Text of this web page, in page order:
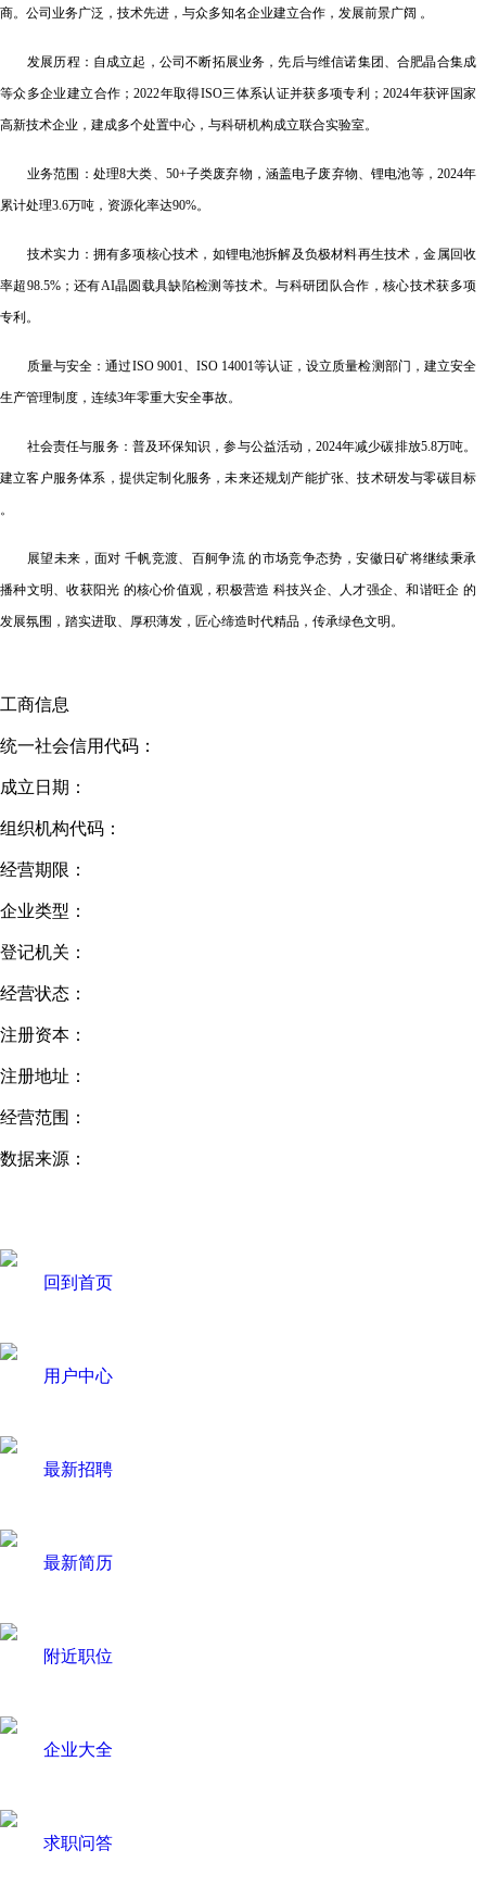
商。公司业务广泛，技术先进，与众多知名企业建立合作，发展前景广阔 。
发展历程：自成立起，公司不断拓展业务，先后与维信诺集团、合肥晶合集成
等众多企业建立合作；2022年取得ISO三体系认证并获多项专利；2024年获评国家
高新技术企业，建成多个处置中心，与科研机构成立联合实验室。
业务范围：处理8大类、50+子类废弃物，涵盖电子废弃物、锂电池等，2024年
累计处理3.6万吨，资源化率达90%。
技术实力：拥有多项核心技术，如锂电池拆解及负极材料再生技术，金属回收
率超98.5%；还有AI晶圆载具缺陷检测等技术。与科研团队合作，核心技术获多项
专利。
质量与安全：通过ISO 9001、ISO 14001等认证，设立质量检测部门，建立安全
生产管理制度，连续3年零重大安全事故。
社会责任与服务：普及环保知识，参与公益活动，2024年减少碳排放5.8万吨。
建立客户服务体系，提供定制化服务，未来还规划产能扩张、技术研发与零碳目标
。
展望未来，面对 千帆竞渡、百舸争流 的市场竞争态势，安徽日矿将继续秉承
播种文明、收获阳光 的核心价值观，积极营造 科技兴企、人才强企、和谐旺企 的
发展氛围，踏实进取、厚积薄发，匠心缔造时代精品，传承绿色文明。
工商信息
统一社会信用代码：
成立日期：
组织机构代码：
经营期限：
企业类型：
登记机关：
经营状态：
注册资本：
注册地址：
经营范围：
数据来源：
回到首页
用户中心
最新招聘
最新简历
附近职位
企业大全
求职问答